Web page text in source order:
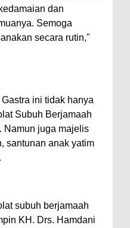
dan
Semoga
secara rutin,"
ini tidak hanya
Subuh Berjamaah
Namun juga majelis
santunan anak yatim
subuh berjamaah
KH. Drs. Hamdani